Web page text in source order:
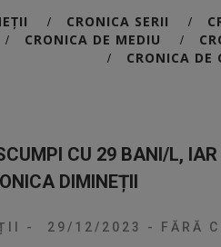
/ CRONICA SERII /
/ CRONICA DE MEDIU /
/ CRONICA DE
CU 29 BANI/L,
DIMINEȚII
- 29/12/2023 - FĂRĂ